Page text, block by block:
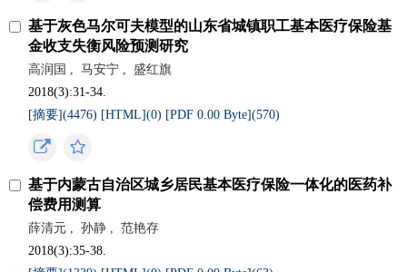
基于灰色马尔可夫模型的山东省城镇职工基本医疗保险基
金收支失衡风险预测研究
高润国 , 马安宁 ,
盛红旗
2018(3):31-34.
[摘要](4476) [HTML](0) [PDF 0.00 Byte](570)
基于内蒙古自治区城乡居民基本医疗保险一体化的医药补
偿费用测算
薛清元 , 孙静 ,
范艳存
2018(3):35-38.